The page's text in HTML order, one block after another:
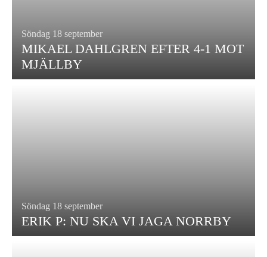
Söndag 18 september
MIKAEL DAHLGREN EFTER 4-1 MOT
MJÄLLBY
Söndag 18 september
ERIK P: NU SKA VI JAGA NORRBY